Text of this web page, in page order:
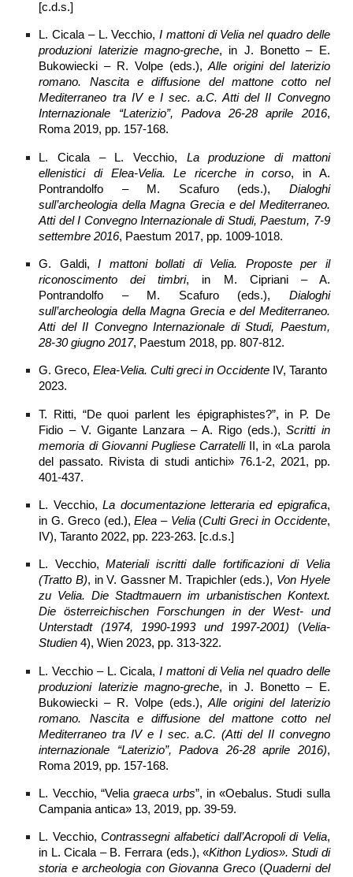
[c.d.s.]
L. Cicala – L. Vecchio,I mattoni di Velia nel quadro delle
produzioni laterizie magno-greche, in J. Bonetto – E.
Bukowiecki – R. Volpe (eds.),Alle origini del laterizio
romano. Nascita e diffusione del mattone cotto nel
Mediterraneo tra IV e I sec. a.C. Atti del II Convegno
Internazionale “Laterizio”, Padova 26-28 aprile 2016,
Roma 2019, pp. 157-168.
L. Cicala – L. Vecchio, La produzione di mattoni
ellenistici di Elea-Velia. Le ricerche in corso, in A.
Pontrandolfo – M. Scafuro (eds.), Dialoghi
sull’archeologia della Magna Grecia e del Mediterraneo.
Atti del I Convegno Internazionale di Studi, Paestum, 7-9
settembre 2016, Paestum 2017, pp. 1009-1018.
G. Galdi,I mattoni bollati di Velia. Proposte per il
riconoscimento dei timbri, in M. Cipriani – A.
Pontrandolfo – M. Scafuro (eds.), Dialoghi
sull’archeologia della Magna Grecia e del Mediterraneo.
Atti del II Convegno Internazionale di Studi, Paestum,
28-30 giugno 2017, Paestum 2018, pp. 807-812.
G. Greco,Elea-Velia. Culti greci in Occidente IV, Taranto
2023.
T. Ritti, “De quoi parlent les épigraphistes?”, in P. De
Fidio – V. Gigante Lanzara – A. Rigo (eds.),Scritti in
memoria di Giovanni Pugliese Carratelli
II, in «La parola
del passato. Rivista di studi antichi» 76.1-2, 2021, pp.
401-437.
L. Vecchio,La documentazione letteraria ed epigrafica,
in G. Greco (ed.),Elea – Velia(Culti Greci in Occidente,
IV), Taranto 2022, pp. 223-263. [c.d.s.]
L. Vecchio,Materiali iscritti dalle fortificazioni di Velia
(Tratto B), in V. Gassner M. Trapichler (eds.), Von Hyele
zu Velia. Die Stadtmauern im urbanistischen Kontext.
Die österreichischen Forschungen in der West- und
Unterstadt (1974, 1990-1993 und 1997-2001) (Velia-
Studien 4), Wien 2023, pp. 313-322.
L. Vecchio – L. Cicala,I mattoni di Velia nel quadro delle
produzioni laterizie magno-greche, in J. Bonetto – E.
Bukowiecki – R. Volpe (eds.),Alle origini del laterizio
romano. Nascita e diffusione del mattone cotto nel
Mediterraneo tra IV e I sec. a.C. (Atti del II convegno
internazionale “Laterizio”, Padova 26-28 aprile 2016),
Roma 2019, pp. 157-168.
L. Vecchio, “Velia graeca urbs”, in «Oebalus. Studi sulla
Campania antica» 13, 2019, pp. 39-59.
L. Vecchio,Contrassegni alfabetici dall’Acropoli di Velia,
in L. Cicala – B. Ferrara (eds.), «Kithon Lydios». Studi di
storia e archeologia con Giovanna Greco (Quaderni del